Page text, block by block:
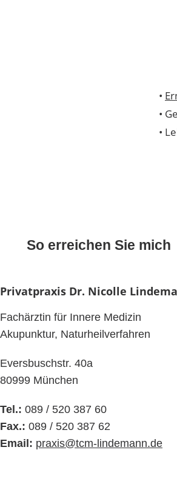
•
•
•
So erreichen Sie mich
Privatpraxis Dr. Nicolle
Fachärztin für Innere Medizin
Akupunktur, Naturheilverfahren
Eversbuschstr. 40a
80999 München
Tel.: 089 / 520 387 60
Fax.: 089 / 520 387 62
Email: praxis@tcm-lindemann.de